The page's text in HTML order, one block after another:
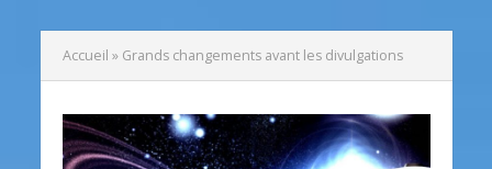
Accueil » Grands changements avant les divulgations